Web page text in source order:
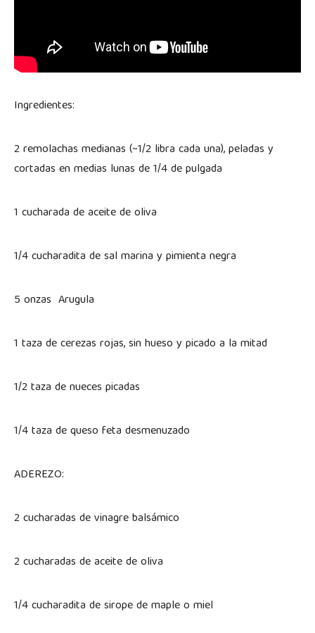
Ingredientes:
2 remolachas medianas (~1/2 libra cada una), peladas y
cortadas en medias lunas de 1/4 de pulgada
1 cucharada de aceite de oliva
1/4 cucharadita de sal marina y pimienta negra
5 onzas Arugula
1 taza de cerezas rojas, sin hueso y picado a la mitad
1/2 taza de nueces picadas
1/4 taza de queso feta desmenuzado
ADEREZO:
2 cucharadas de vinagre balsámico
2 cucharadas de aceite de oliva
1/4 cucharadita de sirope de maple o miel